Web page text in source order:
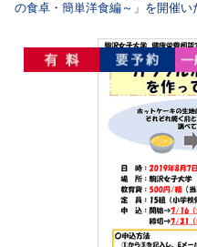
の食卓・簡単洋食編～」を開催い